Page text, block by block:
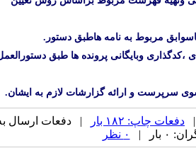
وبایگانی پرونده ها طبق دستورالعمل
دفعات چاپ: ۱۸۲ بار
| دفعات ارسال به
۰ بار |